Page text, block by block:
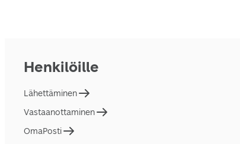
Henkilöille
Lähettäminen
Vastaanottaminen
OmaPosti